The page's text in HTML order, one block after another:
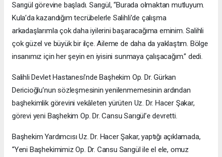
Sarıgül görevine başladı. Sarıgül, “Burada olmaktan mutluyum.
Kula’da kazandığım tecrübelerle Salihli’de çalışma
arkadaşlarımla çok daha iyilerini başaracağıma eminim. Salihli
çok güzel ve büyük bir ilçe. Aileme de daha da yaklaştım. Bölge
insanımız için her şeyin en iyisini sunmaya çalışacağım.” dedi.
Salihli Devlet Hastanesi’nde Başhekim Op. Dr. Gürkan
Dericioğlu’nun sözleşmesinin yenilenmemesinin ardından
başhekimlik görevini vekâleten yürüten Uz. Dr. Hacer Şakar,
görevi yeni Başhekim Op. Dr. Cansu Sarıgül’e devretti.
Başhekim Yardımcısı Uz. Dr. Hacer Şakar, yaptığı açıklamada,
“Yeni Başhekimimiz Op. Dr. Cansu Sarıgül ile el ele, omuz